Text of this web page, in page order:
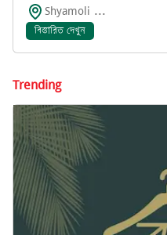
Shyamoli ...
বিস্তারিত দেখুন
Trending